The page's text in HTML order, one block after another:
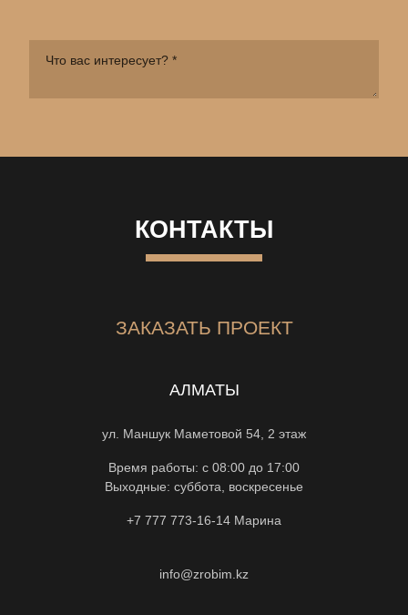
КОНТАКТЫ
ЗАКАЗАТЬ ПРОЕКТ
АЛМАТЫ
ул. Маншук Маметовой 54, 2 этаж
Время работы: с 08:00 до 17:00
Выходные: суббота, воскресенье
+7 777 773-16-14 Марина
info@zrobim.kz